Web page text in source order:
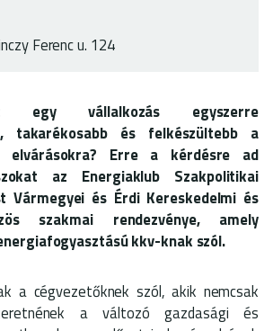
Ferenc u. 124
egy vállalkozás egyszerre
takarékosabb és felkészültebb a
elvárásokra? Erre a kérdésre ad
az Energiaklub Szakpolitikai
Vármegyei és Érdi Kereskedelmi és
szakmai rendezvénye, amely
kkv-knak szól.
a cégvezetőknek szól, akik nemcsak
a változó gazdasági és